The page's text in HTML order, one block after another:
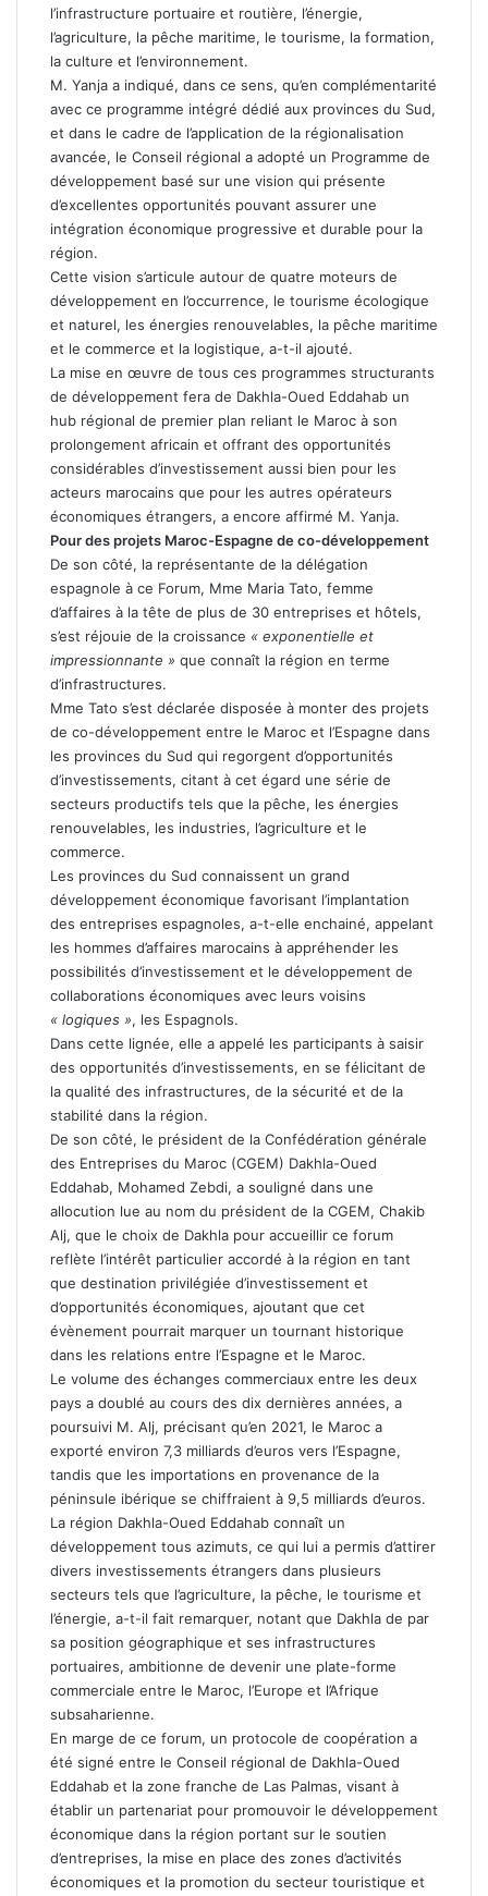
l’infrastructure portuaire et routière, l’énergie,
l’agriculture, la pêche maritime, le tourisme, la formation,
la culture et l’environnement.
M. Yanja a indiqué, dans ce sens, qu’en complémentarité
avec ce programme intégré dédié aux provinces du Sud,
et dans le cadre de l’application de la régionalisation
avancée, le Conseil régional a adopté un Programme de
développement basé sur une vision qui présente
d’excellentes opportunités pouvant assurer une
intégration économique progressive et durable pour la
région.
Cette vision s’articule autour de quatre moteurs de
développement en l’occurrence, le tourisme écologique
et naturel, les énergies renouvelables, la pêche maritime
et le commerce et la logistique, a-t-il ajouté.
La mise en œuvre de tous ces programmes structurants
de développement fera de Dakhla-Oued Eddahab un
hub régional de premier plan reliant le Maroc à son
prolongement africain et offrant des opportunités
considérables d’investissement aussi bien pour les
acteurs marocains que pour les autres opérateurs
économiques étrangers, a encore affirmé M. Yanja.
Pour des projets Maroc-Espagne de co-développement
De son côté, la représentante de la délégation
espagnole à ce Forum, Mme Maria Tato, femme
d’affaires à la tête de plus de 30 entreprises et hôtels,
s’est réjouie de la croissance « exponentielle et
impressionnante » que connaît la région en terme
d’infrastructures.
Mme Tato s’est déclarée disposée à monter des projets
de co-développement entre le Maroc et l’Espagne dans
les provinces du Sud qui regorgent d’opportunités
d’investissements, citant à cet égard une série de
secteurs productifs tels que la pêche, les énergies
renouvelables, les industries, l’agriculture et le
commerce.
Les provinces du Sud connaissent un grand
développement économique favorisant l’implantation
des entreprises espagnoles, a-t-elle enchainé, appelant
les hommes d’affaires marocains à appréhender les
possibilités d’investissement et le développement de
collaborations économiques avec leurs voisins
« logiques », les Espagnols.
Dans cette lignée, elle a appelé les participants à saisir
des opportunités d’investissements, en se félicitant de
la qualité des infrastructures, de la sécurité et de la
stabilité dans la région.
De son côté, le président de la Confédération générale
des Entreprises du Maroc (CGEM) Dakhla-Oued
Eddahab, Mohamed Zebdi, a souligné dans une
allocution lue au nom du président de la CGEM, Chakib
Alj, que le choix de Dakhla pour accueillir ce forum
reflète l’intérêt particulier accordé à la région en tant
que destination privilégiée d’investissement et
d’opportunités économiques, ajoutant que cet
évènement pourrait marquer un tournant historique
dans les relations entre l’Espagne et le Maroc.
Le volume des échanges commerciaux entre les deux
pays a doublé au cours des dix dernières années, a
poursuivi M. Alj, précisant qu’en 2021, le Maroc a
exporté environ 7,3 milliards d’euros vers l’Espagne,
tandis que les importations en provenance de la
péninsule ibérique se chiffraient à 9,5 milliards d’euros.
La région Dakhla-Oued Eddahab connaît un
développement tous azimuts, ce qui lui a permis d’attirer
divers investissements étrangers dans plusieurs
secteurs tels que l’agriculture, la pêche, le tourisme et
l’énergie, a-t-il fait remarquer, notant que Dakhla de par
sa position géographique et ses infrastructures
portuaires, ambitionne de devenir une plate-forme
commerciale entre le Maroc, l’Europe et l’Afrique
subsaharienne.
En marge de ce forum, un protocole de coopération a
été signé entre le Conseil régional de Dakhla-Oued
Eddahab et la zone franche de Las Palmas, visant à
établir un partenariat pour promouvoir le développement
économique dans la région portant sur le soutien
d’entreprises, la mise en place des zones d’activités
économiques et la promotion du secteur touristique et